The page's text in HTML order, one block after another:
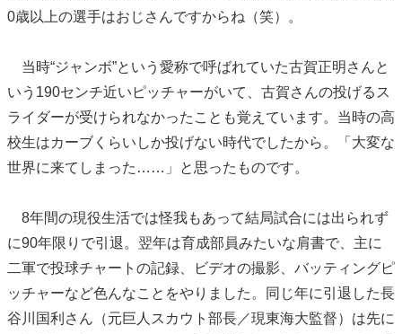
0歳以上の選手はおじさんですからね（笑）。
当時“ジャンボ”という愛称で呼ばれていた古賀正明さんと
いう190センチ近いピッチャーがいて、古賀さんの投げるス
ライダーが受けられなかったことも覚えています。当時の高
校生はカーブくらいしか投げない時代でしたから。「大変な
世界に来てしまった……」と思ったものです。
8年間の現役生活では怪我もあって結局試合には出られず
に90年限りで引退。翌年は育成部員みたいな肩書で、主に
二軍で投球チャートの記録、ビデオの撮影、バッティングピ
ッチャーなど色んなことをやりました。同じ年に引退した長
谷川国利さん（元巨人スカウト部長／現東海大監督）は先に